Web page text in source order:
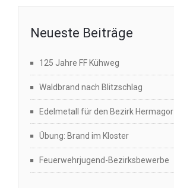
Neueste Beiträge
125 Jahre FF Kühweg
Waldbrand nach Blitzschlag
Edelmetall für den Bezirk Hermagor
Übung: Brand im Kloster
Feuerwehrjugend-Bezirksbewerbe